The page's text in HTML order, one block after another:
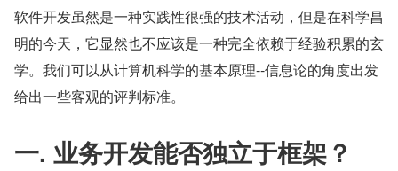
软件开发虽然是一种实践性很强的技术活动，但是在科学昌
明的今天，它显然也不应该是一种完全依赖于经验积累的玄
学。我们可以从计算机科学的基本原理--信息论的角度出发
给出一些客观的评判标准。
一. 业务开发能否独立于框架？